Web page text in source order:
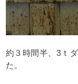
約３時間半、3ｔ
た。